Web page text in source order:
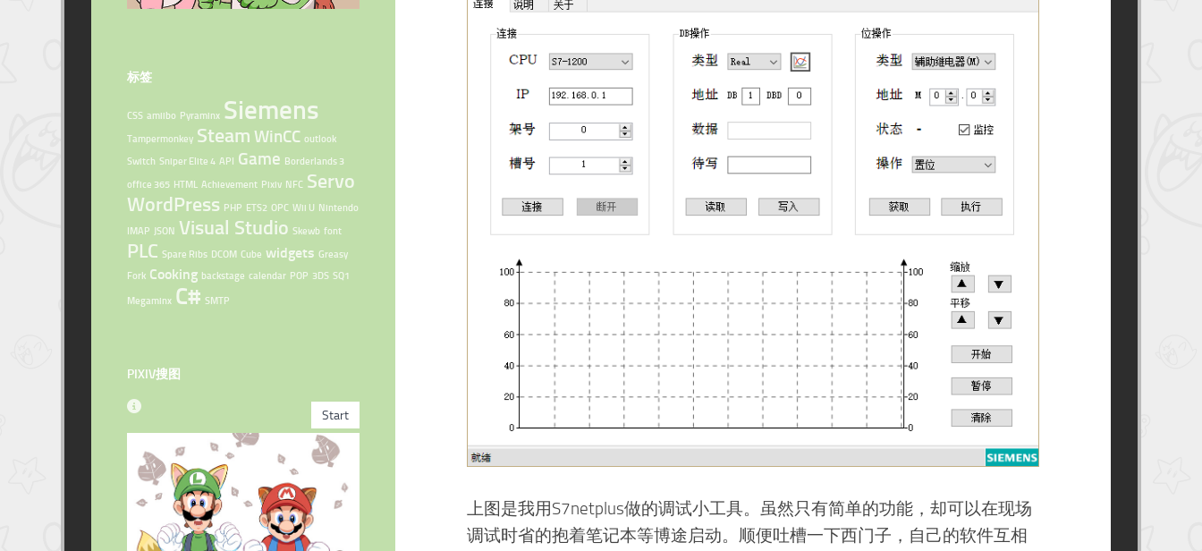
标签
CSS amiibo Pyraminx Siemens
Tampermonkey Steam WinCC outlook
Switch Sniper Elite 4 API Game Borderlands 3
office 365 HTML Achievement Pixiv NFC Servo
WordPress PHP ETS2 OPC Wii U Nintendo
IMAP JSON Visual Studio Skewb font
PLC Spare Ribs DCOM Cube widgets Greasy
Fork Cooking backstage calendar POP 3DS SQ1
Megaminx C# SMTP
PIXIV搜图
上图是我用S7netplus做的调试小工具。虽然只有简单的功能，却可以在现场
调试时省的抱着笔记本等博途启动。顺便吐槽一下西门子，自己的软件互相